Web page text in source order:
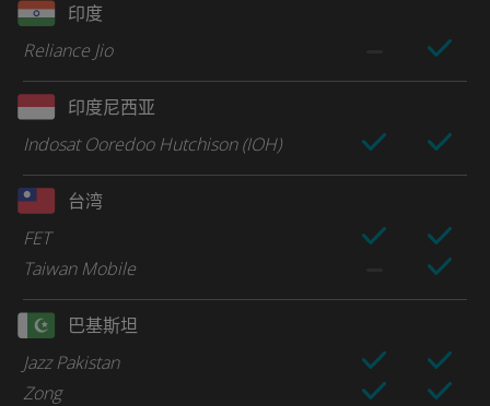
印度
Reliance Jio
印度尼西亚
Indosat Ooredoo Hutchison (IOH)
台湾
FET
Taiwan Mobile
巴基斯坦
Jazz Pakistan
Zong